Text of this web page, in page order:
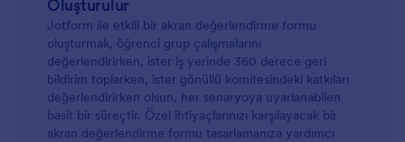
Oluşturulur
Jotform ile etkili bir akran değerlendirme formu
oluşturmak, öğrenci grup çalışmalarını
değerlendirirken, ister iş yerinde 360 derece geri
bildirim toplarken, ister gönüllü komitesindeki katkıları
değerlendirirken olsun, her senaryoya uyarlanabilen
basit bir süreçtir. Özel ihtiyaçlarınızı karşılayacak bir
akran değerlendirme formu tasarlamanıza yardımcı